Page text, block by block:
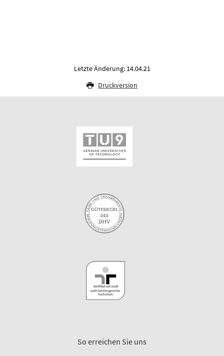
Letzte Änderung: 14.04.21
Druckversion
So erreichen Sie uns